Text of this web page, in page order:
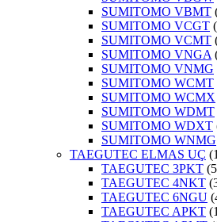
SUMITOMO VBMT
SUMITOMO VCGT
SUMITOMO VCMT
SUMITOMO VNGA
SUMITOMO VNMG
SUMITOMO WCMT
SUMITOMO WCMX
SUMITOMO WDMT
SUMITOMO WDXT
SUMITOMO WNMG
TAEGUTEC ELMAS UÇ
TAEGUTEC 3PKT
TAEGUTEC 4NKT
TAEGUTEC 6NGU
TAEGUTEC APKT